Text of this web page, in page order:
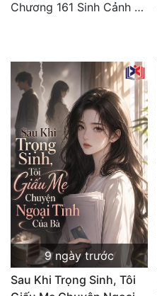
Cổ Đại
Dị Giới
Dị Năng
Gia Đấu
Góc Nhìn Nam
Góc Nhìn Nữ
Huyền Huyễn
Huyền Nghi
Huyền Ảo
Chương 161 Sinh Cảnh U Đô, Có Núi Mà Lập
9 ngày trước
Sau Khi Trọng Sinh, Tôi